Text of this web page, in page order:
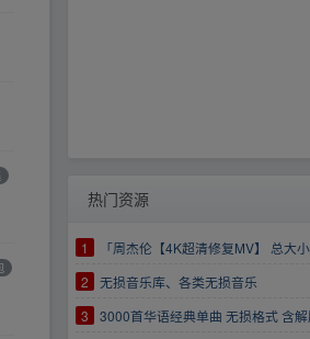
热门资源
1
「周杰伦【4K超清修复MV】 总大小
98.3GB」
2
无损音乐库、各类无损音乐
3
3000首华语经典单曲 无损格式 含